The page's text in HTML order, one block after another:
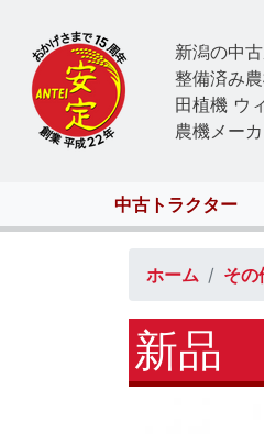
新潟の中
整備済み
田植機 ウ
農機メー
Main
navigation
中古トラクター
ホーム その
新品